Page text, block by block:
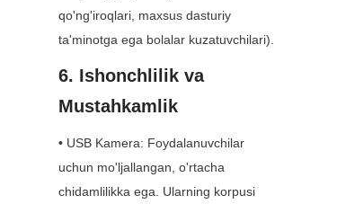
qo'ng'iroqlari, maxsus dasturiy
ta'minotga ega bolalar kuzatuvchilari).
6. Ishonchlilik va
Mustahkamlik
• USB Kamera: Foydalanuvchilar
uchun mo'ljallangan, o'rtacha
chidamlilikka ega. Ularning korpusi